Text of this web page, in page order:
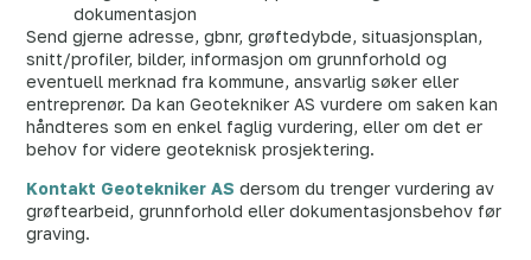
dokumentasjon
Send gjerne adresse, gbnr, grøftedybde, situasjonsplan,
snitt/profiler, bilder, informasjon om grunnforhold og
eventuell merknad fra kommune, ansvarlig søker eller
entreprenør. Da kan Geotekniker AS vurdere om saken kan
håndteres som en enkel faglig vurdering, eller om det er
behov for videre geoteknisk prosjektering.
Kontakt Geotekniker AS dersom du trenger vurdering av
grøftearbeid, grunnforhold eller dokumentasjonsbehov før
graving.